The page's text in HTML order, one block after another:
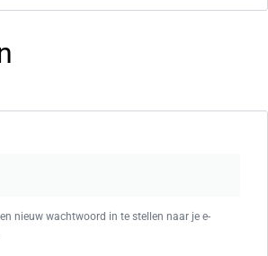
nieuw wachtwoord in te stellen naar je e-